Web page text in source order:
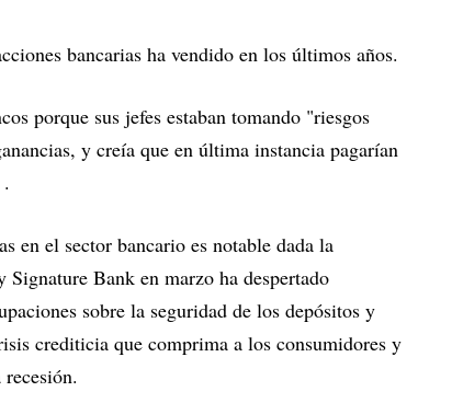
bancarias ha vendido en los últimos años.
porque sus jefes estaban tomando "riesgos
y creía que en última instancia pagarían
.
en el sector bancario es notable dada la
Bank en marzo ha despertado
sobre la seguridad de los depósitos y
crediticia que comprima a los consumidores y